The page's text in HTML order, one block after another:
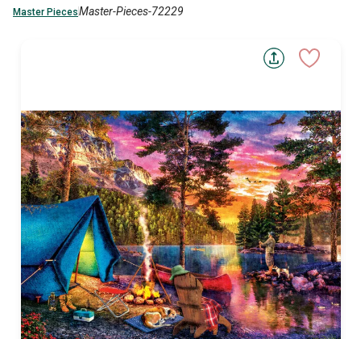
Master PiecesMaster-Pieces-72229